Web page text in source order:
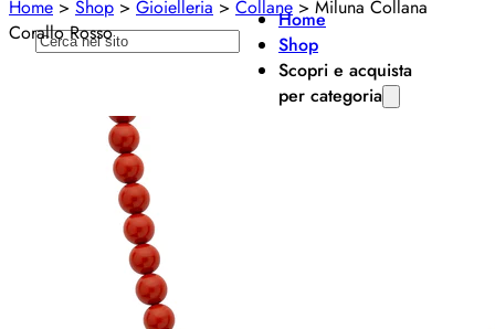
Cerca
Home
Shop
Scopri e acquista
per categoria
Home> Shop > Gioielleria > Collane > Miluna Collana
Corallo Rosso